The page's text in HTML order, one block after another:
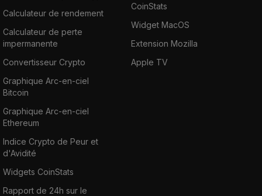
Calculateur de rendement
Calculateur de perte
impermanente
Convertisseur Crypto
Graphique Arc-en-ciel
Bitcoin
Graphique Arc-en-ciel
Ethereum
Indice Crypto de Peur et
d'Avidité
Widgets CoinStats
Rapport de 24h sur le
CoinStats
Widget MacOS
Extension Mozilla
Apple TV